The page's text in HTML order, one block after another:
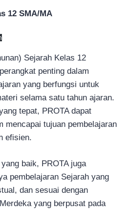
12 SMA/MA
Sejarah Kelas 12
penting dalam
yang berfungsi untuk
selama satu tahun ajaran.
tepat, PROTA dapat
mencapai tujuan pembelajaran
efisien.
baik, PROTA juga
pembelajaran Sejarah yang
dan sesuai dengan
yang berpusat pada